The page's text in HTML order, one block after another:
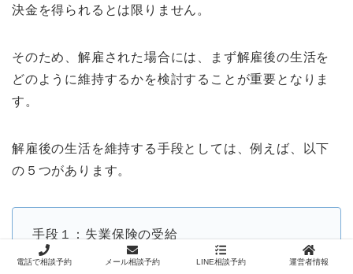
決金を得られるとは限りません。
そのため、解雇された場合には、まず解雇後の生活を
どのように維持するかを検討することが重要となりま
す。
解雇後の生活を維持する手段としては、例えば、以下
の５つがあります。
手段１：失業保険の受給
手段２：賃金仮払いの申し立て
電話で相談予約 メール相談予約 LINE相談予約 運営者情報